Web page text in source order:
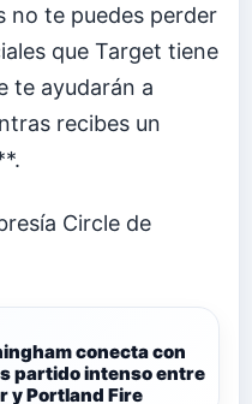
no te puedes perder
que Target tiene
te ayudarán a
recibes un
Circle de
conecta con
partido intenso entre
y Portland Fire